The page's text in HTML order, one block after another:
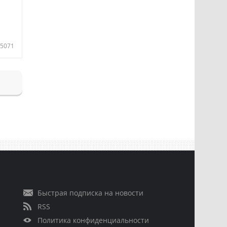
5071
Быстрая подписка на новости
RSS
Политика конфиденциальности